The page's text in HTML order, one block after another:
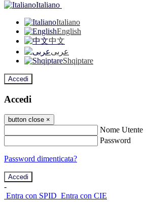
Italiano
Italiano
English
中文
عربى
Shqiptare
Accedi
Accedi
button close ×
Nome Utente
Password
Password dimenticata?
-
Entra con SPID Entra con CIE